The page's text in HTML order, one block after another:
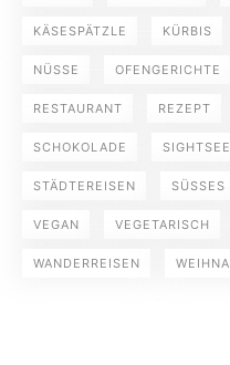
KÄSESPÄTZLE KÜRBIS
NÜSSE OFENGERICHTE
RESTAURANT REZEPT
SCHOKOLADE
STÄDTEREISEN SÜSSES
VEGAN VEGETARISCH
WANDERREISEN